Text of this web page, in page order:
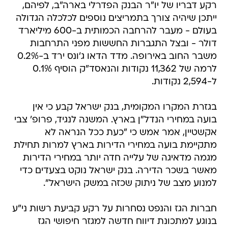
רקע דבריו של יו"ר הבנק הפדרלי בארה"ב, לפיהם,
ייתכן שיהיה צורך בתמריצים נוספים לכלכלה הגדולה
בעולם - מעבר להרחבה הכמותית ב-600 מיליארד
דולר - ובצל התגברות החששות מפני התרחבות
משבר החוב באירופה. מדד הדאו ג'ונס ירד ב-0.2%
לרמה של 11,362 נקודות והנאסד"ק הוסיף 0.1%
ל-2,594 נקודות.
בגזרת המקרו המקומית, בנק ישראל קבע כי אין
בועה במחירי הנדל"ן בארץ. המשנה לנגיד, פרופ' צבי
אקשטיין, אמר אמש כי "כעת ככל הנראה לא
מתקיימת בועה במחירי הדירות בארץ למרות תחילת
מגמה מדאיגה של עלייה חדה יותר במחירי הדירות
מאשר בשכר הדירה. בנק ישראל נוקט בצעדים כדי
למנוע מצב של ניתוק שכזה במשק הישראל".
חברות הגז והנפט נסחרות על רקע קביעת רשות ני"ע
בנוגע למתכונת דיווח חדשה למגזר חיפושי הגז